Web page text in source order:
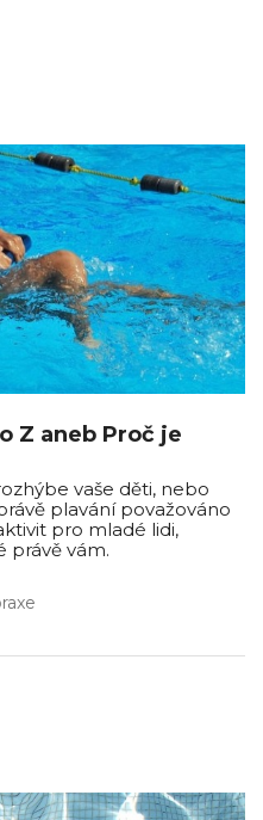
Z aneb Proč je
vaše děti, nebo
plavání považováno
pro mladé lidi,
právě vám.